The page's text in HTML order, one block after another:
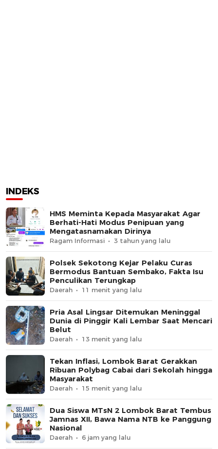
INDEKS
HMS Meminta Kepada Masyarakat Agar
Berhati-Hati Modus Penipuan yang
Mengatasnamakan Dirinya
Ragam Informasi 3 tahun yang lalu
Polsek Sekotong Kejar Pelaku Curas
Bermodus Bantuan Sembako, Fakta Isu
Penculikan Terungkap
Daerah 11 menit yang lalu
Pria Asal Lingsar Ditemukan Meninggal
Dunia di Pinggir Kali Lembar Saat Mencari
Belut
Daerah 13 menit yang lalu
Tekan Inflasi, Lombok Barat Gerakkan
Ribuan Polybag Cabai dari Sekolah hingga
Masyarakat
Daerah 15 menit yang lalu
Dua Siswa MTsN 2 Lombok Barat Tembus
Jamnas XII, Bawa Nama NTB ke Panggung
Nasional
Daerah 6 jam yang lalu